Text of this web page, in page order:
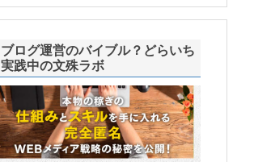
ブログ運営のバイブル？どらいち
実践中の文殊ラボ